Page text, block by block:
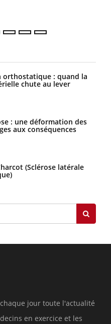
orthostatique : quand la
chute au lever
: une déformation des
aux conséquences
(Sclérose latérale
jour toute l'actualité
en exercice et les